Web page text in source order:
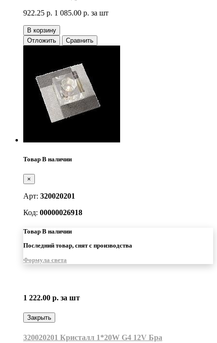
922.25 р. 1 085.00 р. за шт
В корзину
Отложить
Сравнить
Товар В наличии
×
Арт: 320020201
Код: 00000026918
Товар В наличии
Последний товар, снят с производства
Формула света
1 222.00 р. за шт
Закрыть
320020201 Кристалл 1*20W G4 12V Бра